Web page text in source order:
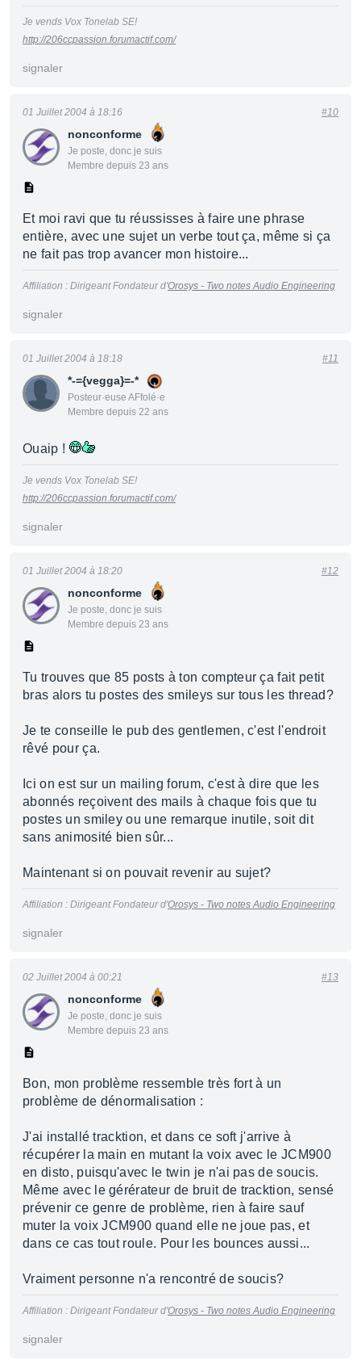
Je vends Vox Tonelab SE!
http://206ccpassion.forumactif.com/
signaler
nonconforme
Je poste, donc je suis
Membre depuis 23 ans
01 Juillet 2004 à 18:16 #10
Et moi ravi que tu réussisses à faire une phrase
entière, avec une sujet un verbe tout ça, même si ça
ne fait pas trop avancer mon histoire...
Affiliation : Dirigeant Fondateur d'Orosys - Two notes Audio Engineering
signaler
*-={vegga}=-*
Posteur·euse AFfolé·e
Membre depuis 22 ans
01 Juillet 2004 à 18:18 #11
Ouaip !
Je vends Vox Tonelab SE!
http://206ccpassion.forumactif.com/
signaler
nonconforme
Je poste, donc je suis
Membre depuis 23 ans
01 Juillet 2004 à 18:20 #12
Tu trouves que 85 posts à ton compteur ça fait petit
bras alors tu postes des smileys sur tous les thread?
Je te conseille le pub des gentlemen, c'est l'endroit
rêvé pour ça.
Ici on est sur un mailing forum, c'est à dire que les
abonnés reçoivent des mails à chaque fois que tu
postes un smiley ou une remarque inutile, soit dit
sans animosité bien sûr...
Maintenant si on pouvait revenir au sujet?
Affiliation : Dirigeant Fondateur d'Orosys - Two notes Audio Engineering
signaler
nonconforme
Je poste, donc je suis
Membre depuis 23 ans
02 Juillet 2004 à 00:21 #13
Bon, mon problème ressemble très fort à un
problème de dénormalisation :
J'ai installé tracktion, et dans ce soft j'arrive à
récupérer la main en mutant la voix avec le JCM900
en disto, puisqu'avec le twin je n'ai pas de soucis.
Même avec le gérérateur de bruit de tracktion, sensé
prévenir ce genre de problème, rien à faire sauf
muter la voix JCM900 quand elle ne joue pas, et
dans ce cas tout roule. Pour les bounces aussi...
Vraiment personne n'a rencontré de soucis?
Affiliation : Dirigeant Fondateur d'Orosys - Two notes Audio Engineering
signaler